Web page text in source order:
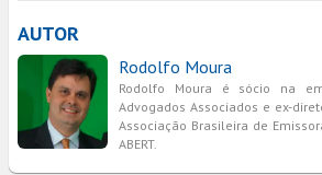
AUTOR
Rodolfo Moura
Rodolfo Moura é sócio na
Advogados Associados e ex-
Associação Brasileira de
ABERT.